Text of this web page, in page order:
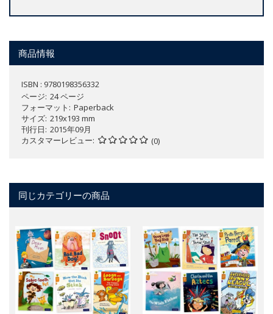
商品情報
ISBN : 9780198356332
ページ 24 ページ
フォーマット
Paperback
サイズ 219x193 mm
刊行日 2015年09月
カスタマーレビュー
(0)
同じカテゴリーの商品